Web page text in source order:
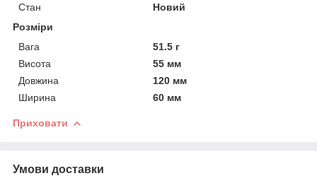
Стан
Новий
Розміри
Вага
51.5 г
Висота
55 мм
Довжина
120 мм
Ширина
60 мм
Приховати
Умови доставки